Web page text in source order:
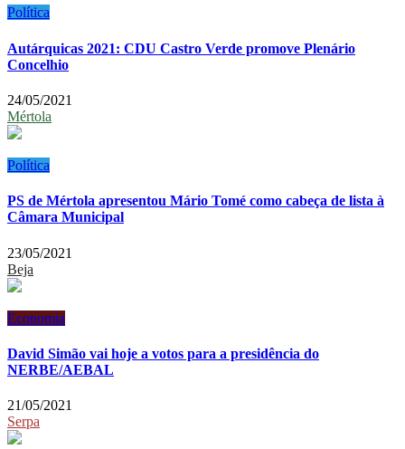
Política
Autárquicas 2021: CDU Castro Verde promove Plenário
Concelhio
24/05/2021
Mértola
Política
PS de Mértola apresentou Mário Tomé como cabeça de lista à
Câmara Municipal
23/05/2021
Beja
Economia
David Simão vai hoje a votos para a presidência do
NERBE/AEBAL
21/05/2021
Serpa